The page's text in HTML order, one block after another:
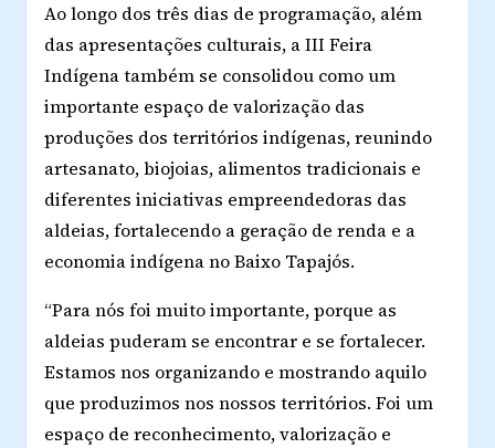
Ao longo dos três dias de programação, além
das apresentações culturais, a III Feira
Indígena também se consolidou como um
importante espaço de valorização das
produções dos territórios indígenas, reunindo
artesanato, biojoias, alimentos tradicionais e
diferentes iniciativas empreendedoras das
aldeias, fortalecendo a geração de renda e a
economia indígena no Baixo Tapajós.
“Para nós foi muito importante, porque as
aldeias puderam se encontrar e se fortalecer.
Estamos nos organizando e mostrando aquilo
que produzimos nos nossos territórios. Foi um
espaço de reconhecimento, valorização e